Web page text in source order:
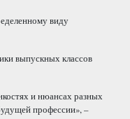
виду
выпускных классов
и нюансах разных
профессии», –